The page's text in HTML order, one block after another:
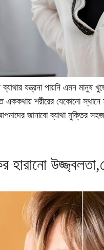
যন্ত্রনা পায়নি এমন মানুষ
এককথায় শরীরের যেকোনো
জানাবো ব্যাথা মুক্তির
হারানো